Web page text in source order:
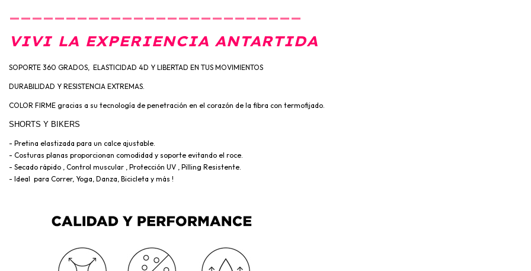
VIVI LA EXPERIENCIA ANTARTIDA
SOPORTE 360 GRADOS, ELASTICIDAD 4D Y LIBERTAD EN TUS MOVIMIENTOS
DURABILIDAD Y RESISTENCIA EXTREMAS.
COLOR FIRME gracias a su tecnología de penetración en el corazón de la fibra con termofijado.
SHORTS Y BIKERS
- Pretina elastizada para un calce ajustable.
- Costuras planas proporcionan comodidad y soporte evitando el roce.
- Secado rápido , Control muscular , Protección UV , Pilling Resistente.
- Ideal para Correr, Yoga, Danza, Bicicleta y más !